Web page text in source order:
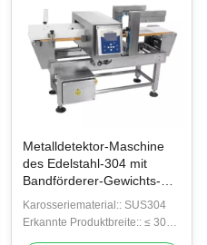
Metalldetektor-Maschine
des Edelstahl-304 mit
Bandförderer-Gewichts-
Kontrolleur
Karosseriematerial:: SUS304
Erkannte Produktbreite:: ≤ 300
mm